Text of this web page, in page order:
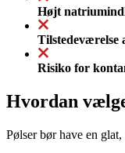
Højt
Risiko for
Hvordan
Pølser bør have en